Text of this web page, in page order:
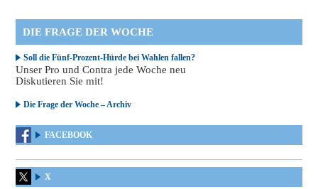
DIE FRAGE DER WOCHE
Soll die Fünf-Prozent-Hürde bei Wahlen fallen?
Unser Pro und Contra jede Woche neu
Diskutieren Sie mit!
Die Frage der Woche – Archiv
FACEBOOK
X